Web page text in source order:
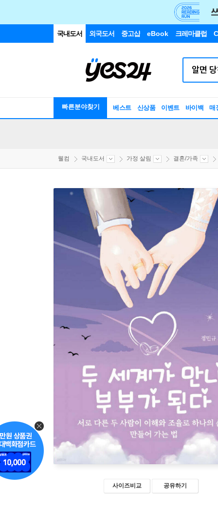
국내도서 외국도서 중고샵 eBook 크레마클럽
빠른분야찾기 베스트 신상품 이벤트 바이백 매
웰컴 국내도서 가정 살림 결혼/가족
사이즈비교 공유하기